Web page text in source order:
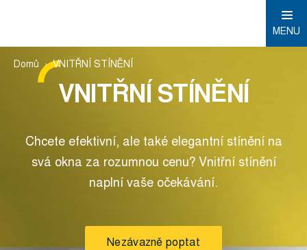
MENU
Domů VNITŘNÍ STÍNĚNÍ
VNITŘNÍ STÍNĚNÍ
Chcete efektivní, ale také elegantní stínění na
svá okna za rozumnou cenu? Vnitřní stínění
naplní vaše očekávání.
Nezávazně poptat